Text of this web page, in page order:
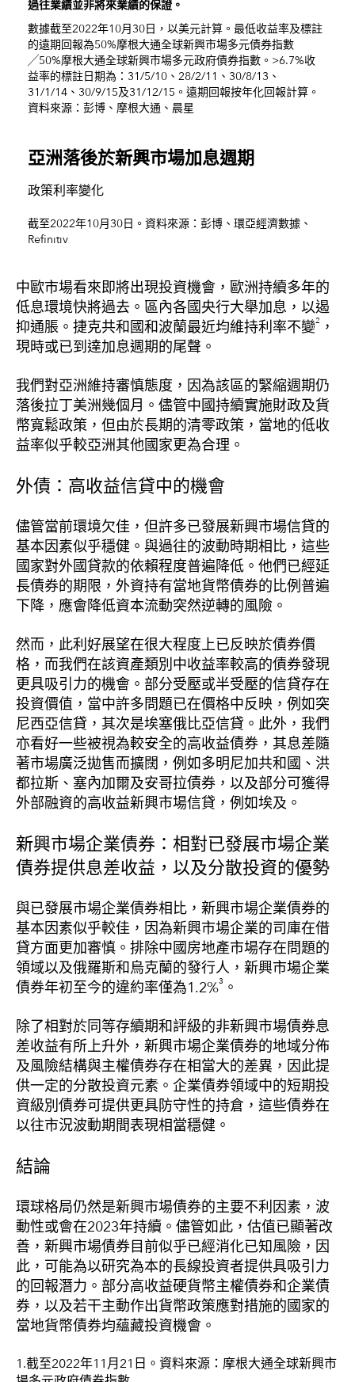
過往業績並非將來業績的保證。
數據截至2022年10月30日，以美元計算。最低收益率及標註
的遠期回報為50%摩根大通全球新興市場多元債券指數
╱50%摩根大通全球新興市場多元政府債券指數。>6.7%收
益率的標註日期為：31/5/10、28/2/11、30/8/13、
31/1/14、30/9/15及31/12/15。遠期回報按年化回報計算。
資料來源：彭博、摩根大通、晨星
亞洲落後於新興市場加息週期
政策利率變化
截至2022年10月30日。資料來源：彭博、環亞經濟數據、
Refinitiv
中歐市場看來即將出現投資機會，歐洲持續多年的
低息環境快將過去。區內各國央行大舉加息，以遏
抑通脹。捷克共和國和波蘭最近均維持利率不變
2
，
現時或已到達加息週期的尾聲。
我們對亞洲維持審慎態度，因為該區的緊縮週期仍
落後拉丁美洲幾個月。儘管中國持續實施財政及貨
幣寬鬆政策，但由於長期的清零政策，當地的低收
益率似乎較亞洲其他國家更為合理。
外債：高收益信貸中的機會
儘管當前環境欠佳，但許多已發展新興市場信貸的
基本因素似乎穩健。與過往的波動時期相比，這些
國家對外國貸款的依賴程度普遍降低。他們已經延
長債券的期限，外資持有當地貨幣債券的比例普遍
下降，應會降低資本流動突然逆轉的風險。
然而，此利好展望在很大程度上已反映於債券價
格，而我們在該資產類別中收益率較高的債券發現
更具吸引力的機會。部分受壓或半受壓的信貸存在
投資價值，當中許多問題已在價格中反映，例如突
尼西亞信貸，其次是埃塞俄比亞信貸。此外，我們
亦看好一些被視為較安全的高收益債券，其息差隨
著市場廣泛拋售而擴闊，例如多明尼加共和國、洪
都拉斯、塞內加爾及安哥拉債券，以及部分可獲得
外部融資的高收益新興市場信貸，例如埃及。
新興市場企業債券：相對已發展市場企業
債券提供息差收益，以及分散投資的優勢
與已發展市場企業債券相比，新興市場企業債券的
基本因素似乎較佳，因為新興市場企業的司庫在借
貸方面更加審慎。排除中國房地產市場存在問題的
領域以及俄羅斯和烏克蘭的發行人，新興市場企業
債券年初至今的違約率僅為1.2%
3
。
除了相對於同等存續期和評級的非新興市場債券息
差收益有所上升外，新興市場企業債券的地域分佈
及風險結構與主權債券存在相當大的差異，因此提
供一定的分散投資元素。企業債券領域中的短期投
資級別債券可提供更具防守性的持倉，這些債券在
以往市況波動期間表現相當穩健。
結論
環球格局仍然是新興市場債券的主要不利因素，波
動性或會在2023年持續。儘管如此，估值已顯著改
善，新興市場債券目前似乎已經消化已知風險，因
此，可能為以研究為本的長線投資者提供具吸引力
的回報潛力。部分高收益硬貨幣主權債券和企業債
券，以及若干主動作出貨幣政策應對措施的國家的
當地貨幣債券均蘊藏投資機會。
1.截至2022年11月21日。資料來源：摩根大通全球新興市